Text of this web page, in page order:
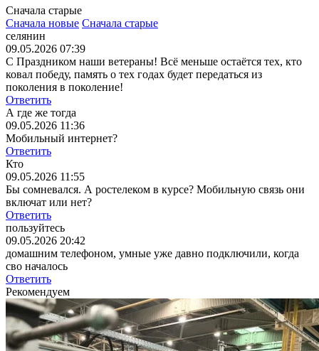
Сначала старые
Сначала новые Сначала старые
селянин
09.05.2026 07:39
С Праздником наши ветераны! Всё меньше остаётся тех, кто
ковал победу, память о тех годах будет передаться из
поколения в поколение!
Ответить
А где же тогда
09.05.2026 11:36
Мобильный интернет?
Ответить
Кто
09.05.2026 11:55
Бы сомневался. А ростелеком в курсе? Мобильную связь они
включат или нет?
Ответить
пользуйтесь
09.05.2026 20:42
домашним телефоном, умные уже давно подключили, когда
сво началось
Ответить
Рекомендуем